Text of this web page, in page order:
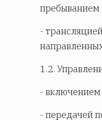
-
1.2.
- включением
- передачей